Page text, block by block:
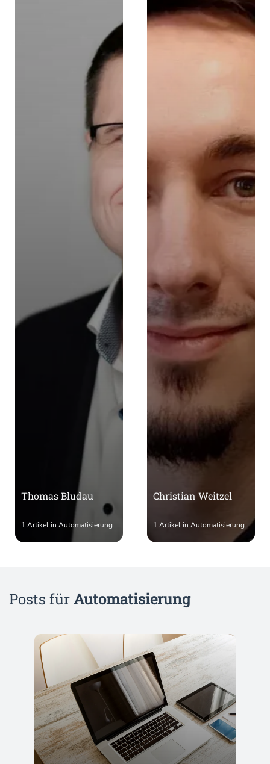
Thomas Bludau
1 Artikel in Automatisierung
Christian Weitzel
1 Artikel in Automatisierung
Posts fürAutomatisierung